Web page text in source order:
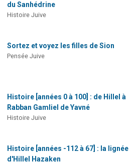
du Sanhédrine
Histoire Juive
Sortez et voyez les filles de Sion
Pensée Juive
Histoire [années 0 à 100] : de Hillel à
Rabban Gamliel de Yavné
Histoire Juive
Histoire [années -112 à 67] : la lignée
d'Hillel Hazaken